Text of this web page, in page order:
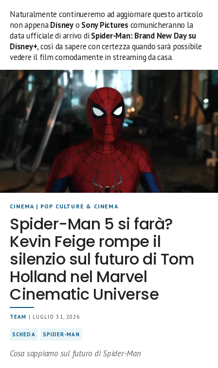
Naturalmente continueremo ad aggiornare questo articolo
non appenaDisneyo Sony Pictures comunicheranno la
data ufficiale di arrivo di Spider-Man: Brand New Day su
Disney+, così da sapere con certezza quando sarà possibile
vedere il film comodamente in streaming da casa.
CINEMA | POP CULTURE & CINEMA
Spider-Man 5 si farà?
Kevin Feige rompe il
silenzio sul futuro di Tom
Holland nel Marvel
Cinematic Universe
TEAM | LUGLIO 31, 2026
SCHEDA SPIDER-MAN
Cosa sappiamo sul futuro di Spider-Man